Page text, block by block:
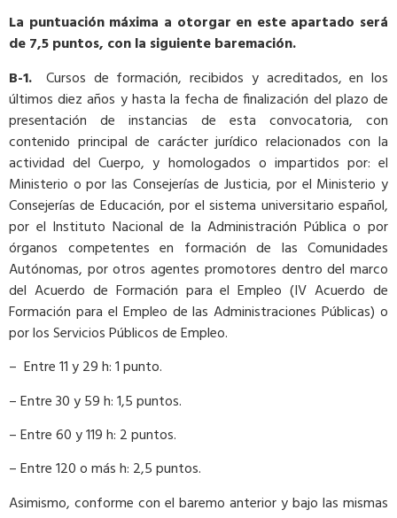
La puntuación máxima a otorgar en este apartado será
de 7,5 puntos, con la siguiente baremación.
B-1. Cursos de formación, recibidos y acreditados, en los
últimos diez años y hasta la fecha de finalización del plazo de
presentación de instancias de esta convocatoria, con
contenido principal de carácter jurídico relacionados con la
actividad del Cuerpo, y homologados o impartidos por: el
Ministerio o por las Consejerías de Justicia, por el Ministerio y
Consejerías de Educación, por el sistema universitario español,
por el Instituto Nacional de la Administración Pública o por
órganos competentes en formación de las Comunidades
Autónomas, por otros agentes promotores dentro del marco
del Acuerdo de Formación para el Empleo (IV Acuerdo de
Formación para el Empleo de las Administraciones Públicas) o
por los Servicios Públicos de Empleo.
– Entre 11 y 29 h: 1 punto.
– Entre 30 y 59 h: 1,5 puntos.
– Entre 60 y 119 h: 2 puntos.
– Entre 120 o más h: 2,5 puntos.
Asimismo, conforme con el baremo anterior y bajo las mismas